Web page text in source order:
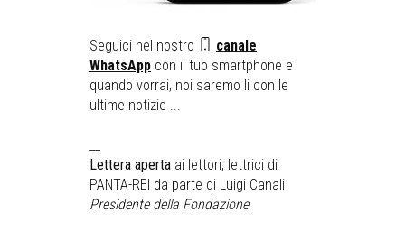
Seguici nel nostro
canale
WhatsApp con il tuo smartphone e
quando vorrai, noi saremo li con le
ultime notizie ...
Lettera aperta ai lettori, lettrici di
PANTA-REI da parte di Luigi Canali
Presidente della Fondazione